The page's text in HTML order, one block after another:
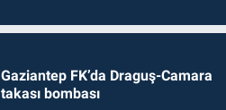
Gaziantep FK’da Draguş-Camara
takası bombası